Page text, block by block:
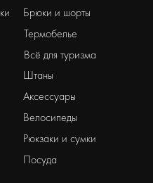
Штаны
Рюкзаки и сумки
Брюки и шорты
Термобелье
Всё для туризма
Велосипеды
Аксессуары
Посуда